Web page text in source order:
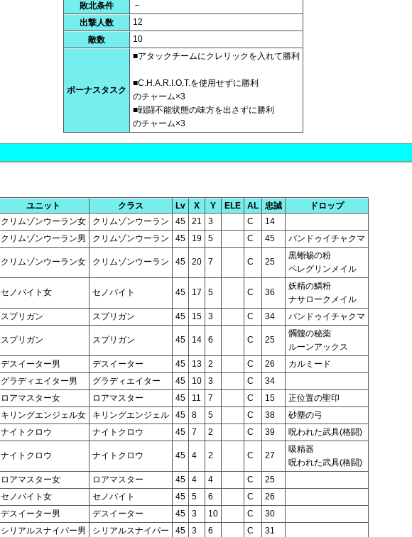
敗北条件
－
出撃人数
12
敵数
10
ボーナスタスク
■アタックチームにクレリックを入れて勝利
■C.H.A.R.I.O.T.を使用せずに勝利
のチャーム×3
■戦闘不能状態の味方を出さずに勝利
のチャーム×3
ユニット クラス Lv X Y ELE AL 忠誠
ドロップ
クリムゾンウーラン女
クリムゾンウーラン 45 21 3 C
14
クリムゾンウーラン男
クリムゾンウーラン 45 19 5 C 45 バンドゥイチャクマ
クリムゾンウーラン女 クリムゾンウーラン 45 20 7 C 25
黒蜥蜴の粉
ペレグリンメイル
セノバイト女 セノバイト 45 17 5 C 36
妖精の鱗粉
ナサロークメイル
スプリガン
スプリガン 45 15 3 C 34 バンドゥイチャクマ
スプリガン スプリガン 45 14 6 C 25
髑髏の秘薬
ルーンアックス
デスイーター男
デスイーター 45 13 2 C 26
カルミード
グラディエイター男
グラディエイター 45 10 3 C
34
ロアマスター女
ロアマスター 45 11 7 C 15
正位置の聖印
キリングエンジェル女
キリングエンジェル 45 8 5 C 38
砂塵の弓
ナイトクロウ
ナイトクロウ 45 7 2 C 39 呪われた武具(格闘)
ナイトクロウ ナイトクロウ 45 4 2 C 27
吸精器
呪われた武具(格闘)
ロアマスター女
ロアマスター 45 4 4 C
25
セノバイト女
セノバイト 45 5 6 C
26
デスイーター男
デスイーター 45 3 10 C
30
シリアルスナイパー男
シリアルスナイパー 45 3 6 C
31